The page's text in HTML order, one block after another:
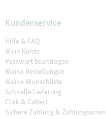
Kundenservice
Hilfe & FAQ
Mein Konto
Passwort beantragen
Meine Bestellungen
Meine Wunschliste
Schnelle Lieferung
Click & Collect
Sichere Zahlung & Zahlungsarten